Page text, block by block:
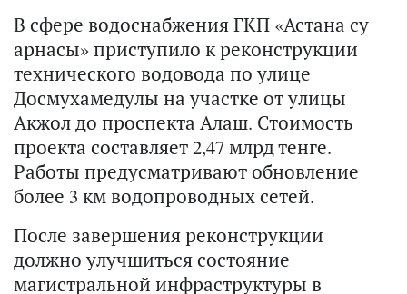
В сфере водоснабжения ГКП «Астана су
арнасы» приступило к реконструкции
технического водовода по улице
Досмухамедулы на участке от улицы
Акжол до проспекта Алаш. Стоимость
проекта составляет 2,47 млрд тенге.
Работы предусматривают обновление
более 3 км водопроводных сетей.
После завершения реконструкции
должно улучшиться состояние
магистральной инфраструктуры в